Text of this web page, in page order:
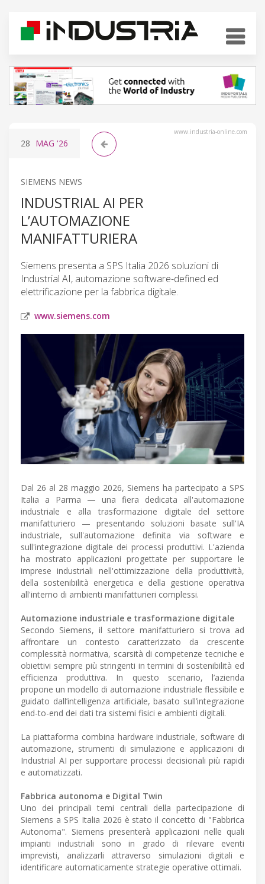
www.industria-online.com
28 MAG '26
SIEMENS NEWS
INDUSTRIAL AI PER
L’AUTOMAZIONE
MANIFATTURIERA
Siemens presenta a SPS Italia 2026 soluzioni di
Industrial AI, automazione software-defined ed
elettrificazione per la fabbrica digitale.
www.siemens.com
Dal 26 al 28 maggio 2026, Siemens ha partecipato a SPS
Italia a Parma — una fiera dedicata all'automazione
industriale e alla trasformazione digitale del settore
manifatturiero — presentando soluzioni basate sull'IA
industriale, sull'automazione definita via software e
sull'integrazione digitale dei processi produttivi. L'azienda
ha mostrato applicazioni progettate per supportare le
imprese industriali nell'ottimizzazione della produttività,
della sostenibilità energetica e della gestione operativa
all'interno di ambienti manifatturieri complessi.
Automazione industriale e trasformazione digitale
Secondo Siemens, il settore manifatturiero si trova ad
affrontare un contesto caratterizzato da crescente
complessità normativa, scarsità di competenze tecniche e
obiettivi sempre più stringenti in termini di sostenibilità ed
efficienza produttiva. In questo scenario, l’azienda
propone un modello di automazione industriale flessibile e
guidato dall’intelligenza artificiale, basato sull’integrazione
end-to-end dei dati tra sistemi fisici e ambienti digitali.
La piattaforma combina hardware industriale, software di
automazione, strumenti di simulazione e applicazioni di
Industrial AI per supportare processi decisionali più rapidi
e automatizzati.
Fabbrica autonoma e Digital Twin
Uno dei principali temi centrali della partecipazione di
Siemens a SPS Italia 2026 è stato il concetto di "Fabbrica
Autonoma". Siemens presenterà applicazioni nelle quali
impianti industriali sono in grado di rilevare eventi
imprevisti, analizzarli attraverso simulazioni digitali e
identificare automaticamente strategie operative ottimali.